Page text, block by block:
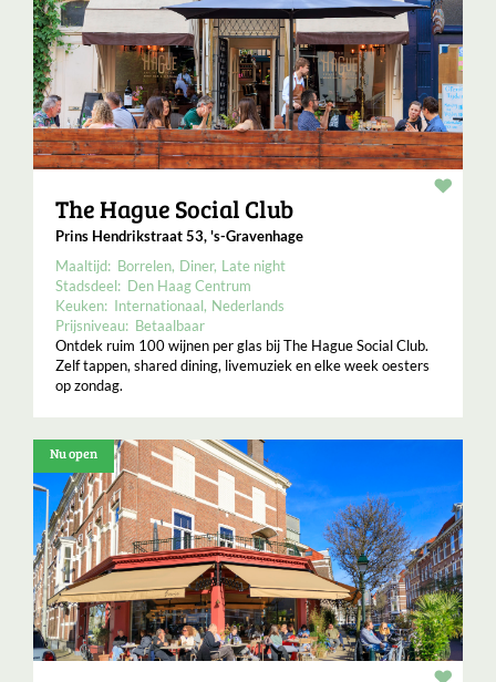
The Hague Social Club
Prins Hendrikstraat 53, 's-Gravenhage
Maaltijd: Borrelen Diner Late night
Stadsdeel: Den Haag Centrum
Keuken: Internationaal Nederlands
Prijsniveau: Betaalbaar
Ontdek ruim 100 wijnen per glas bij The Hague Social Club.
Zelf tappen, shared dining, livemuziek en elke week oesters
op zondag.
Nu open